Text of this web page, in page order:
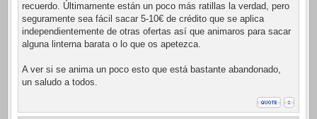
recuerdo. Últimamente están un poco más ratillas la verdad, pero
seguramente sea fácil sacar 5-10€ de crédito que se aplica
independientemente de otras ofertas así que animaros para sacar
alguna linterna barata o lo que os apetezca.
A ver si se anima un poco esto que está bastante abandonado,
un saludo a todos.